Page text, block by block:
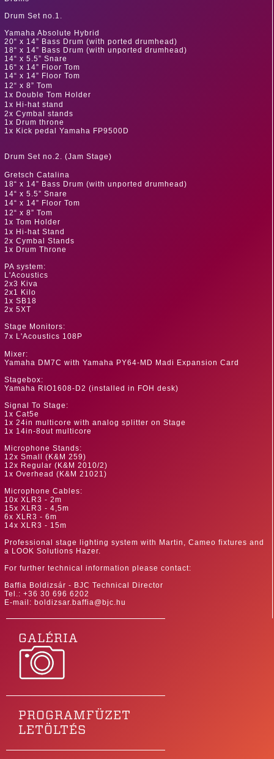
Drum Set no.1.
Yamaha Absolute Hybrid
20“ x 14” Bass Drum (with ported drumhead)
18“ x 14” Bass Drum (with unported drumhead)
14“ x 5.5” Snare
16“ x 14” Floor Tom
14“ x 14” Floor Tom
12“ x 8” Tom
1x Double Tom Holder
1x Hi-hat stand
2x Cymbal stands
1x Drum throne
1x Kick pedal Yamaha FP9500D
Drum Set no.2. (Jam Stage)
Gretsch Catalina
18“ x 14” Bass Drum (with unported drumhead)
14“ x 5.5” Snare
14“ x 14” Floor Tom
12“ x 8” Tom
1x Tom Holder
1x Hi-hat Stand
2x Cymbal Stands
1x Drum Throne
PA system:
L'Acoustics
2x3 Kiva
2x1 Kilo
1x SB18
2x 5XT
Stage Monitors:
7x L'Acoustics 108P
Mixer:
Yamaha DM7C with Yamaha PY64-MD Madi Expansion Card
Stagebox:
Yamaha RIO1608-D2 (installed in FOH desk)
Signal To Stage:
1x Cat5e
1x 24in multicore with analog splitter on Stage
1x 14in-8out multicore
Microphone Stands:
12x Small (K&M 259)
12x Regular (K&M 2010/2)
1x Overhead (K&M 21021)
Microphone Cables:
10x XLR3 - 2m
15x XLR3 - 4,5m
6x XLR3 - 6m
14x XLR3 - 15m
Professional stage lighting system with Martin, Cameo fixtures and
a LOOK Solutions Hazer.
For further technical information please contact:
Baffia Boldizsár - BJC Technical Director
Tel.: +36 30 696 6202
E-mail: boldizsar.baffia@bjc.hu
GALÉRIA
PROGRAMFÜZET
LETÖLTÉS